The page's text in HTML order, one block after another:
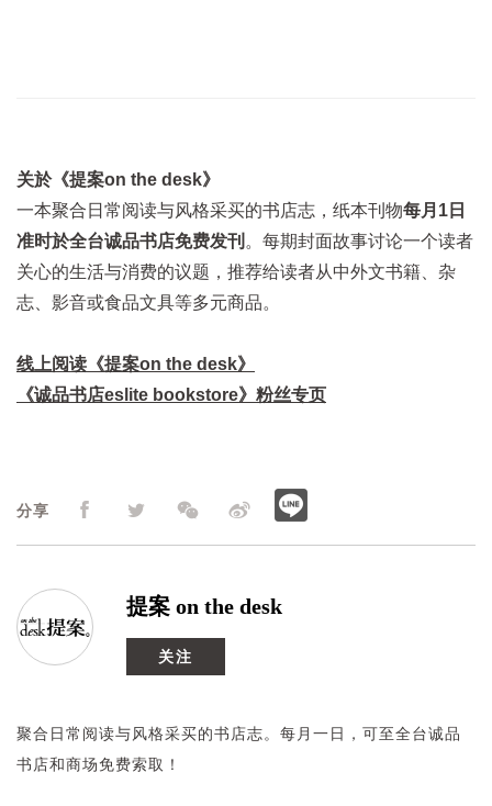
关於《提案on the desk》
一本聚合日常阅读与风格采买的书店志，纸本刊物每月1日
准时於全台诚品书店免费发刊 。每期封面故事讨论一个读者
关心的生活与消费的议题，推荐给读者从中外文书籍、杂
志、影音或食品文具等多元商品。
线上阅读《提案on the desk》
《诚品书店eslite bookstore》粉丝专页
分享
提案 on the desk
关注
聚合日常阅读与风格采买的书店志。每月一日，可至全台诚品
书店和商场免费索取！